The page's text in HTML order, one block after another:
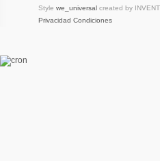
Style we_universalcreated by
Privacidad Condiciones